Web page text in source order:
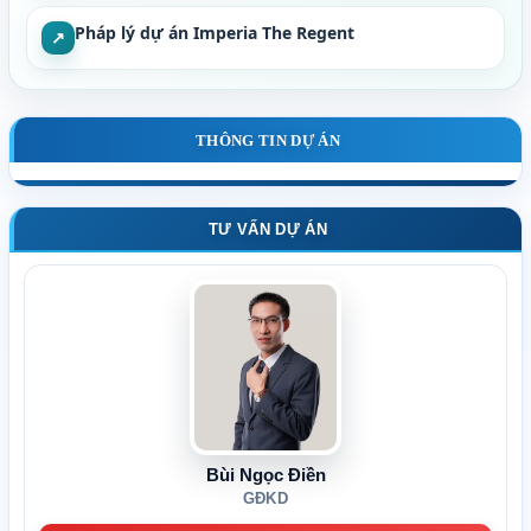
↗ Pháp lý dự án Imperia The Regent
THÔNG TIN DỰ ÁN
TƯ VẤN DỰ ÁN
Bùi Ngọc Điền
GĐKD